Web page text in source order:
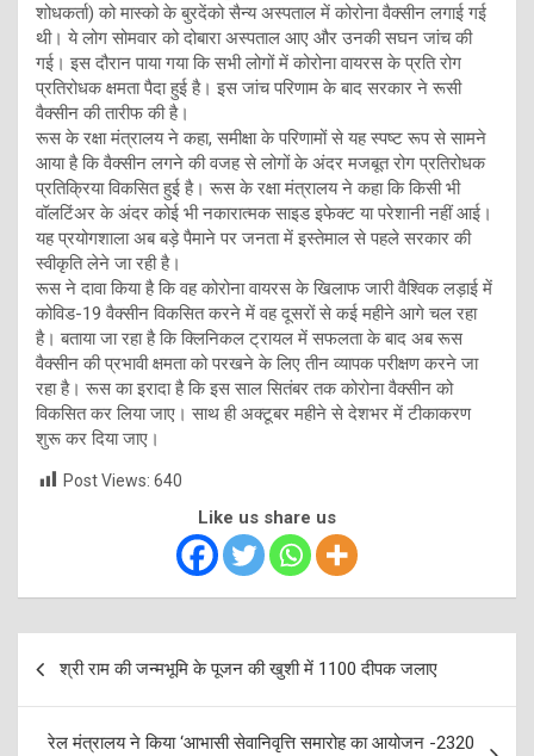
शोधकर्ता) को मास्को के बुरदेंको सैन्य अस्पताल में कोरोना वैक्सीन लगाई गई
थी। ये लोग सोमवार को दोबारा अस्पताल आए और उनकी सघन जांच की
गई। इस दौरान पाया गया कि सभी लोगों में कोरोना वायरस के प्रति रोग
प्रतिरोधक क्षमता पैदा हुई है। इस जांच परिणाम के बाद सरकार ने रूसी
वैक्सीन की तारीफ की है।
रूस के रक्षा मंत्रालय ने कहा, समीक्षा के परिणामों से यह स्पष्ट रूप से सामने
आया है कि वैक्सीन लगने की वजह से लोगों के अंदर मजबूत रोग प्रतिरोधक
प्रतिक्रिया विकसित हुई है। रूस के रक्षा मंत्रालय ने कहा कि किसी भी
वॉलटिंअर के अंदर कोई भी नकारात्मक साइड इफेक्ट या परेशानी नहीं आई।
यह प्रयोगशाला अब बड़े पैमाने पर जनता में इस्तेमाल से पहले सरकार की
स्वीकृति लेने जा रही है।
रूस ने दावा किया है कि वह कोरोना वायरस के खिलाफ जारी वैश्विक लड़ाई में
कोविड-19 वैक्सीन विकसित करने में वह दूसरों से कई महीने आगे चल रहा
है। बताया जा रहा है कि क्लिनिकल ट्रायल में सफलता के बाद अब रूस
वैक्सीन की प्रभावी क्षमता को परखने के लिए तीन व्यापक परीक्षण करने जा
रहा है। रूस का इरादा है कि इस साल सितंबर तक कोरोना वैक्सीन को
विकसित कर लिया जाए। साथ ही अक्टूबर महीने से देशभर में टीकाकरण
शुरू कर दिया जाए।
Post Views: 640
Like us share us
Post
navigation
श्री राम की जन्मभूमि के पूजन की खुशी में 1100 दीपक जलाए
रेल मंत्रालय ने किया ‘आभासी सेवानिवृत्ति समारोह का आयोजन -2320